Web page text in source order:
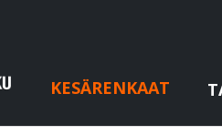
KESÄRENKAAT